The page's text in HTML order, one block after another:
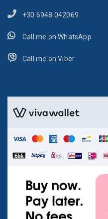
+30 6948 042069
Call me on WhatsApp
Call me on Viber